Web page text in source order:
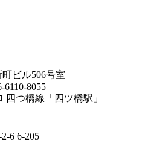
ビル506号室
8055
つ橋線「四ツ橋駅」
6 6-205